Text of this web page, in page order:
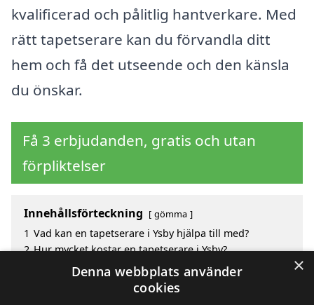
kvalificerad och pålitlig hantverkare. Med
rätt tapetserare kan du förvandla ditt
hem och få det utseende och den känsla
du önskar.
Få 3 erbjudanden, gratis och utan
förpliktelser
Innehållsförteckning gömma
1 Vad kan en tapetserare i Ysby hjälpa till med?
2 Hur mycket kostar en tapetserare i Ysby?
Fördelar med att välja tapetserare i Ysby
Sök efter en skicklig tapetserare i de omgivande
×
Denna webbplats använder
cookies